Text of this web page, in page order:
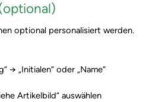
optional personalisiert werden.
→ „Initialen“ oder „Name“
Artikelbild“ auswählen